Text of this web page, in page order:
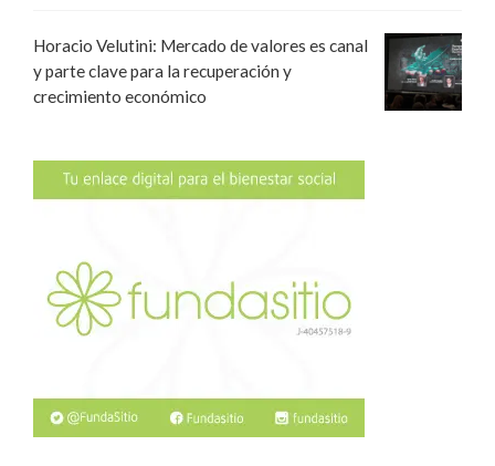
Horacio Velutini: Mercado de valores es canal
y parte clave para la recuperación y
crecimiento económico